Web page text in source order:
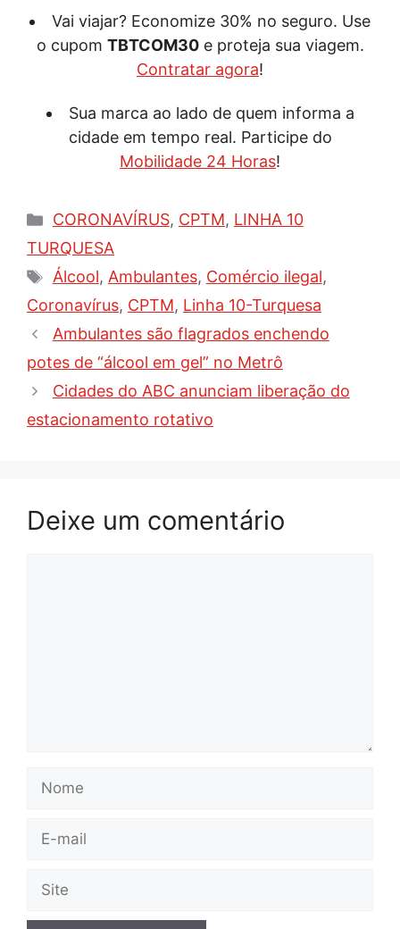
Vai viajar? Economize 30% no seguro. Use
o cupom TBTCOM30e proteja sua viagem.
Contratar agora!
Sua marca ao lado de quem informa a
cidade em tempo real. Participe do
Mobilidade 24 Horas!
Categorias
CORONAVÍRUS, CPTM, LINHA 10
TURQUESA
Tags
Álcool, Ambulantes, Comércio ilegal,
Coronavírus, CPTM, Linha 10-Turquesa
Ambulantes são flagrados enchendo
potes de “álcool em gel” no Metrô
Cidades do ABC anunciam liberação do
estacionamento rotativo
Deixe um comentário
Nome
E-
Site